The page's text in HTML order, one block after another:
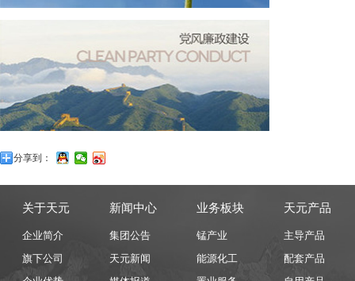
分享到：
关于天元
企业简介
旗下公司
新闻中心
集团公告
天元新闻
业务板块
锰产业
能源化工
天元产品
主导产品
配套产品